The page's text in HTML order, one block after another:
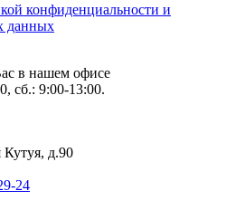
конфиденциальности и
данных
в нашем офисе
сб.: 9:00-13:00.
Кутуя, д.90
24